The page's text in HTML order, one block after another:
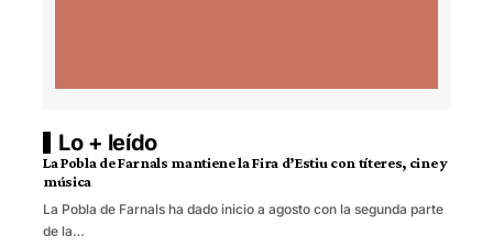
Lo + leído
La Pobla de Farnals mantiene la Fira d’Estiu con títeres, cine y
música
La Pobla de Farnals ha dado inicio a agosto con la segunda parte
de la…